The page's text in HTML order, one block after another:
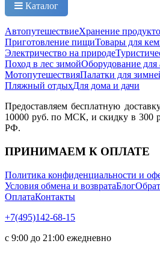
Каталог
АвтопутешествиеХранение
Приготовление пищиТовары для
Электричество на природе
Поход в лес зимойОборудование для
МотопутешествияПалатки для
Пляжный отдыхДля дома и дачи
Предоставляем бесплатную
10000 руб. по МСК, и скидку в 300
РФ.
ПРИНИМАЕМ К ОПЛАТЕ
Политика конфиденциальности и
Условия обмена и возвратаБлог
ОплатаКонтакты
+7(495)142-68-15
с 9:00 до 21:00 ежедневно